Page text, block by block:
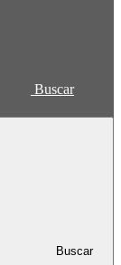
Buscar
Buscar